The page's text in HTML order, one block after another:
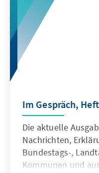
Im Gespräch,
Die aktuelle
Nachrichten,
Bundestags-,
Kommunen und